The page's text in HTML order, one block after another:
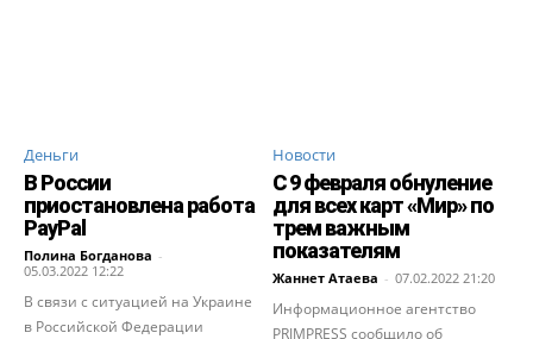
Деньги
В России
приостановлена работа
PayPal
Полина Богданова -
05.03.2022 12:22
В связи с ситуацией на Украине
в Российской Федерации
Новости
С 9 февраля обнуление
для всех карт «Мир» по
трем важным
показателям
Жаннет Атаева - 07.02.2022 21:20
Информационное агентство
PRIMPRESS сообщило об